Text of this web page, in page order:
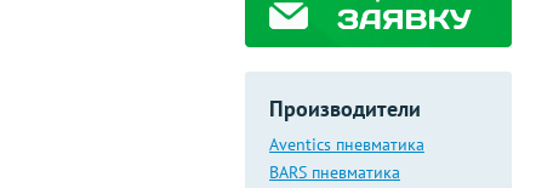
Производители
Aventics пневматика
BARS пневматика